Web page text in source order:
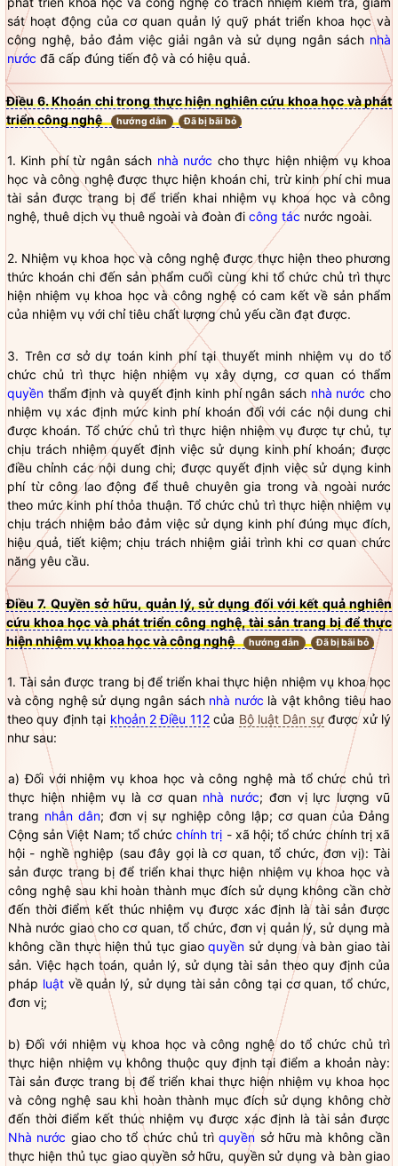
sát hoạt động của cơ quan quản lý quỹ phát triển khoa học và
công nghệ, bảo đảm việc giải ngân và sử dụng ngân sách nhà
nước đã cấp đúng tiến độ và có hiệu quả.
Điều 6. Khoán chi trong thực hiện nghiên cứu khoa học và phát
triển công nghệ
hướng dẫn Đã bị bãi bỏ
1. Kinh phí từ ngân sách nhà nước cho thực hiện nhiệm vụ khoa
học và công nghệ được thực hiện khoán chi, trừ kinh phí chi mua
tài sản được trang bị để triển khai nhiệm vụ khoa học và công
nghệ, thuê dịch vụ thuê ngoài và đoàn đi công tác nước ngoài.
2. Nhiệm vụ khoa học và công nghệ được thực hiện theo phương
thức khoán chi đến sản phẩm cuối cùng khi tổ chức chủ trì thực
hiện nhiệm vụ khoa học và công nghệ có cam kết về sản phẩm
của nhiệm vụ với chỉ tiêu chất lượng chủ yếu cần đạt được.
3. Trên cơ sở dự toán kinh phí tại thuyết minh nhiệm vụ do tổ
chức chủ trì thực hiện nhiệm vụ xây dựng, cơ quan có thẩm
quyền thẩm định và quyết định kinh phí ngân sách nhà nước cho
nhiệm vụ xác định mức kinh phí khoán đối với các nội dung chi
được khoán. Tổ chức chủ trì thực hiện nhiệm vụ được tự chủ, tự
chịu trách nhiệm quyết định việc sử dụng kinh phí khoán; được
điều chỉnh các nội dung chi; được quyết định việc sử dụng kinh
phí từ công lao động để thuê chuyên gia trong và ngoài nước
theo mức kinh phí thỏa thuận. Tổ chức chủ trì thực hiện nhiệm vụ
chịu trách nhiệm bảo đảm việc sử dụng kinh phí đúng mục đích,
hiệu quả, tiết kiệm; chịu trách nhiệm giải trình khi cơ quan chức
năng yêu cầu.
Điều 7. Quyền sở hữu, quản lý, sử dụng đối với kết quả nghiên
cứu khoa học và phát triển công nghệ, tài sản trang bị để thực
hiện nhiệm vụ khoa học và công nghệ
hướng dẫn Đã bị bãi bỏ
1. Tài sản được trang bị để triển khai thực hiện nhiệm vụ khoa học
và công nghệ sử dụng ngân sách nhà nước là vật không tiêu hao
theo quy định tại khoản 2 Điều 112của Bộ luật Dân sựđược xử lý
như sau:
a) Đối với nhiệm vụ khoa học và công nghệ mà tổ chức chủ trì
thực hiện nhiệm vụ là cơ quan nhà nước; đơn vị lực lượng vũ
trang nhân dân; đơn vị sự nghiệp công lập; cơ quan của Đảng
Cộng sản Việt Nam; tổ chứcchính trị - xã hội; tổ chức chính trịxã
hội - nghề nghiệp (sau đây gọi là cơ quan, tổ chức, đơn vị): Tài
sản được trang bị để triển khai thực hiện nhiệm vụ khoa học và
công nghệ sau khi hoàn thành mục đích sử dụng không cần chờ
đến thời điểm kết thúc nhiệm vụ được xác định là tài sản được
Nhà nước giao cho cơ quan, tổ chức, đơn vị quản lý, sử dụng mà
không cần thực hiện thủ tục giaoquyền sử dụng và bàn giao tài
sản. Việc hạch toán, quản lý, sử dụng tài sản theo quy định của
pháp luậtvề quản lý, sử dụng tài sản công tại cơ quan, tổ chức,
đơn vị;
b) Đối với nhiệm vụ khoa học và công nghệ do tổ chức chủ trì
thực hiện nhiệm vụ không thuộc quy định tại điểm a khoản này:
Tài sản được trang bị để triển khai thực hiện nhiệm vụ khoa học
và công nghệ sau khi hoàn thành mục đích sử dụng không chờ
đến thời điểm kết thúc nhiệm vụ được xác định là tài sản được
Nhà nước giao cho tổ chức chủ trìquyền sở hữu mà không cần
thực hiện thủ tục giaoquyền sở hữu, quyềnsử dụng và bàn giao